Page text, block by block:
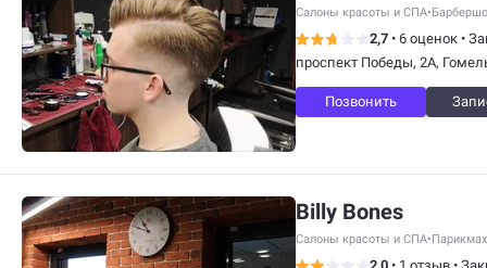
Салоны красоты и СПА•
2,7 • 6 оценок •
проспект Победы, 2А,
Позвонить
Billy Bones
Салоны красоты и СПА•